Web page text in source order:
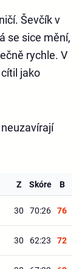
Ševčík v
se sice mění,
rychle. V
jako
Z Skóre B
30 70:26 76
30 62:23 72